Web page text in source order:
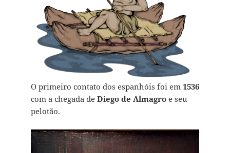
O primeiro contato dos espanhóis foi em 1536
com a chegada de Diego de Almagroe seu
pelotão.